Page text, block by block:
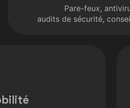
Pare-feux,
audits de sécurité,